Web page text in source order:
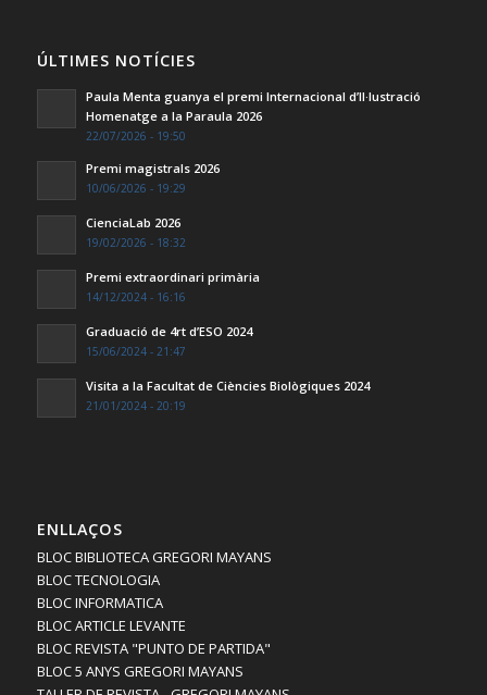
ÚLTIMES NOTÍCIES
Paula Menta guanya el premi Internacional d’Il·lustració
Homenatge a la Paraula 2026
22/07/2026 - 19:50
Premi magistrals 2026
10/06/2026 - 19:29
CienciaLab 2026
19/02/2026 - 18:32
Premi extraordinari primària
14/12/2024 - 16:16
Graduació de 4rt d’ESO 2024
15/06/2024 - 21:47
Visita a la Facultat de Ciències Biològiques 2024
21/01/2024 - 20:19
ENLLAÇOS
BLOC BIBLIOTECA GREGORI MAYANS
BLOC TECNOLOGIA
BLOC INFORMATICA
BLOC ARTICLE LEVANTE
BLOC REVISTA "PUNTO DE PARTIDA"
BLOC 5 ANYS GREGORI MAYANS